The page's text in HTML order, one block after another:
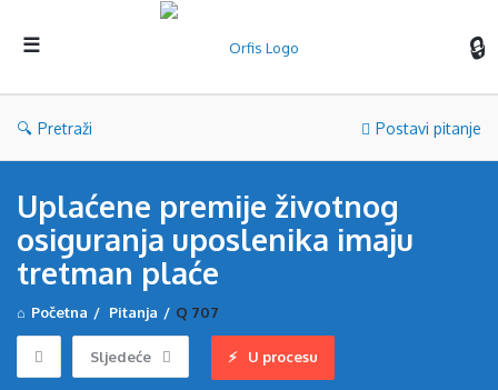
Pretraži Postavi pitanje
Uplaćene premije životnog
osiguranja uposlenika imaju
tretman plaće
Početna / Pitanja / Q 707
Sljedeće U procesu